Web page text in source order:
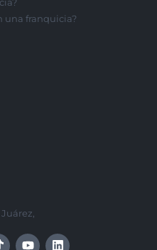
una franquicia?